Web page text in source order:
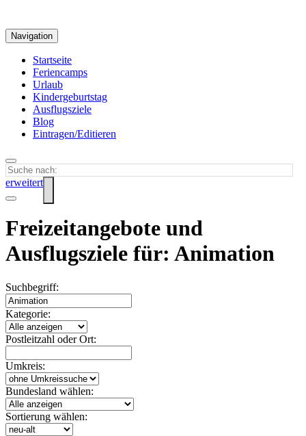
Navigation
Startseite
Feriencamps
Urlaub
Kindergeburtstag
Ausflugsziele
Blog
Eintragen/Editieren
erweitert
Freizeitangebote und
Ausflugsziele für: Animation
Suchbegriff:
Kategorie:
Postleitzahl oder Ort:
Umkreis:
Bundesland wählen:
Sortierung wählen: